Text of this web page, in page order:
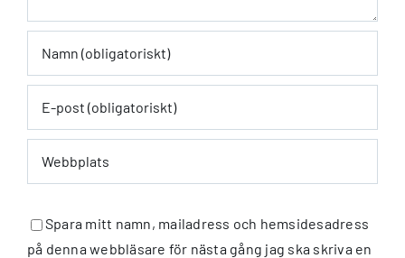
Spara mitt namn, mailadress och hemsidesadress
på denna webbläsare för nästa gång jag ska skriva en